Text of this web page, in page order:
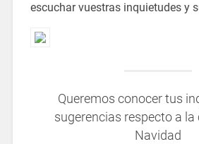
escuchar vuestras inquietudes y
Queremos conocer tus
sugerencias respecto a la
Navidad